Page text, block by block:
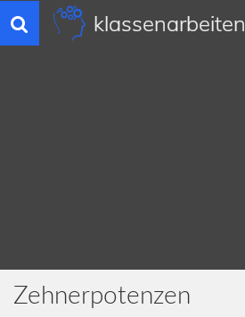
Toggle
navigation
klassenarbeiten
Zehnerpotenzen